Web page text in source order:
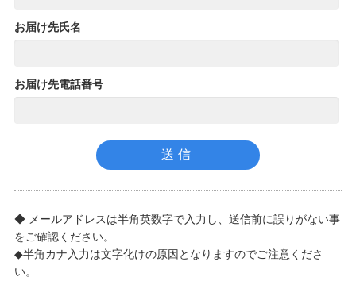
お届け先氏名
お届け先電話番号
◆ メールアドレスは半角英数字で入力し、送信前に誤りがない事
をご確認ください。
◆半角カナ入力は文字化けの原因となりますのでご注意くださ
い。